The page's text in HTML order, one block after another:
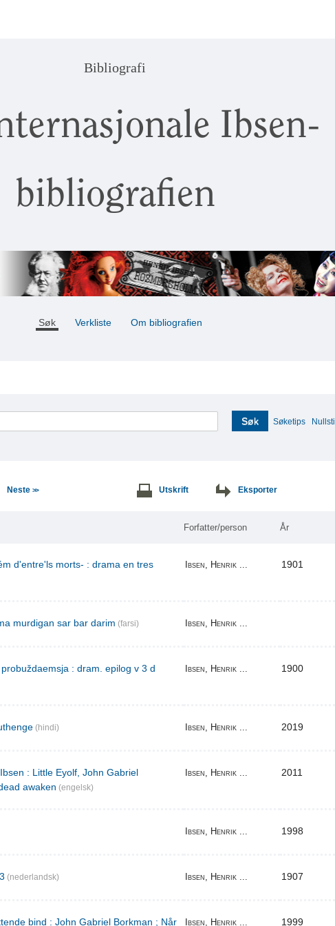
Bibliografi
Ibsen-
bibliografien
Søk Verkliste Om bibliografien
Søk Søketips Nullstill
Neste >> Utskrift Eksporter
Forfatter/person År
d'entre'ls morts- : drama en tres
Ibsen, Henrik ... 1901
murdigan sar bar darim (farsi) Ibsen, Henrik ...
: dram. epilog v 3 d Ibsen, Henrik ... 1900
(hindi) Ibsen, Henrik ... 2019
: Little Eyolf, John Gabriel
awaken (engelsk)
Ibsen, Henrik ... 2011
Ibsen, Henrik ... 1998
(nederlandsk) Ibsen, Henrik ... 1907
bind : John Gabriel Borkman ; Når Ibsen, Henrik ... 1999